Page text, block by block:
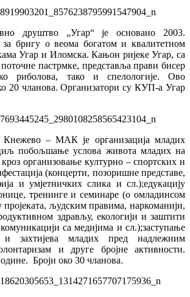
друштво „Угар“ је основано 2003.
бригу о веома богатом и квалитетном
Угар и Иломска. Кањон ријеке Угар, са
пастрмке, представља прави бисер
риболова, тако и спелологије. Ово
20 чланова. Организатори су КУП-а Угар
– МАК је организација младих
побољшање услова живота младих на
организовање културно – спортских и
(концерти, позоришне представе,
и умјетничких слика и сл.);едукацију
тренинге и семинаре (о омладинсом
људским правима, наркоманији,
здрављу, екологији и заштити
са медијима и сл.);заступање
и захтијева младих пред надлежним
и друге бројне активности.
Броји око 30 чланова.